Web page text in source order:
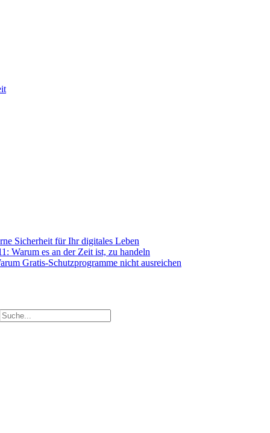
Sicherheit für Ihr digitales Leben
Warum es an der Zeit ist, zu handeln
Gratis-Schutzprogramme nicht ausreichen